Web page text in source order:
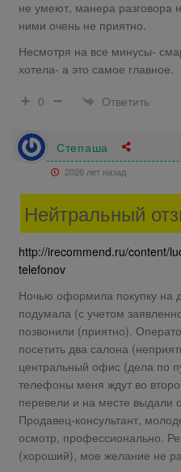
не умеют, манера разговора
ними очень не приятно.
Несмотря на все минусы-
хотела- а это самое главное.
0
Ответить
Степаша
2026 лет назад
Нейтральный
http://irecommend.ru/content/
telefonov
Ночью оформила покупку на
подумала (с учетом
позвонили (приятно).
посетить два салона
центральный офис (дела по
телефоны меня ждут во
перевели и на месте выдали
Продавец-консультант,
осмотр, профессионально.
(хороший), мое желание не